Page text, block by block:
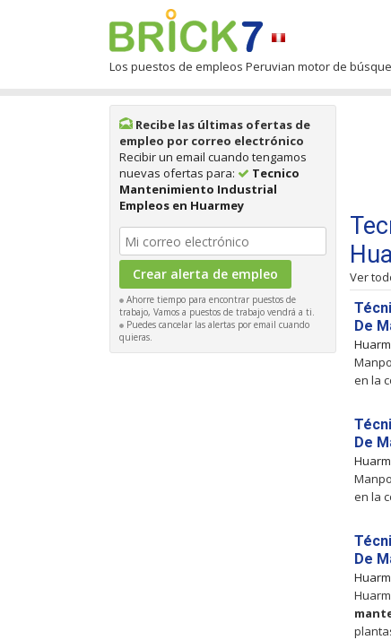
Los puestos de empleos Peruvian motor de
Recibe las últimas ofertas de
empleo por correo electrónico
Recibir un email cuando tengamos
nuevas ofertas para:
Tecnico
Mantenimiento Industrial
Empleos en Huarmey
Ahorre tiempo para encontrar puestos de
trabajo, Vamos a puestos de trabajo vendrá a ti.
Puedes cancelar las alertas por email cuando
quieras.
Ver
De
en la
De
en la
De